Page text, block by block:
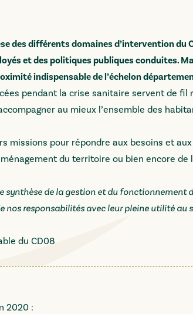
des différents domaines d’intervention du
et des politiques publiques conduites.
indispensable de l’échelon
pendant la crise sanitaire servent de fil
au mieux l’ensemble des
missions pour répondre aux besoins et
du territoire ou bien encore de
synthèse de la gestion et du fonctionnement
nos responsabilités avec leur pleine utilité au
du CD08
2020 :